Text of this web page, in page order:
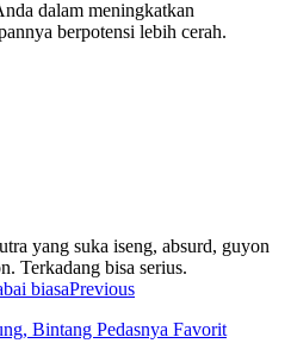
dalam meningkatkan
berpotensi lebih cerah.
yang suka iseng, absurd, guyon
Terkadang bisa serius.
Previous
Bintang Pedasnya Favorit